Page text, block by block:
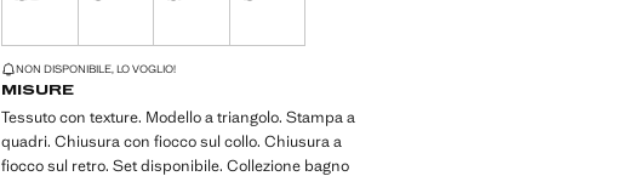
Non disponibile, lo voglio!
Non disponibile, lo voglio!
Non disponibile, lo voglio!
Non disponibile, lo voglio!
ULTIME UNITÀ!
NON DISPONIBILE, LO VOGLIO!
MISURE
Tessuto con texture. Modello a triangolo. Stampa a
quadri. Chiusura con fiocco sul collo. Chiusura a
fiocco sul retro. Set disponibile. Collezione bagno